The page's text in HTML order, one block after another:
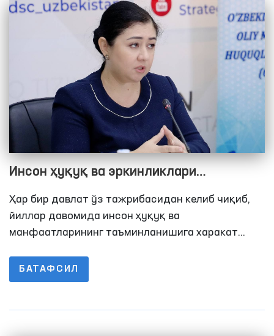
Инсон ҳуқуқ ва эркинликлари
таъминланишидаги муҳим тарихий
қадам
Ҳар бир давлат ўз тажрибасидан келиб чиқиб,
йиллар давомида инсон ҳуқуқ ва
манфаатларининг таъминланишига харакат
ишлаб чиқади, уни амалга оширади.
Ўзбекистонда қарийб 26 йилдан буён фаолият
БАТАФСИЛ